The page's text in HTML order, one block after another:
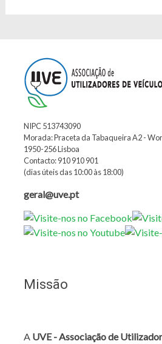
NIPC 513743090
Morada: Praceta da Tabaqueira A2 -
1950-256 Lisboa
Contacto: 910 910 901
(dias úteis das 10:00 às 18:00)
geral@uve.pt
Missão
A UVE - Associação de